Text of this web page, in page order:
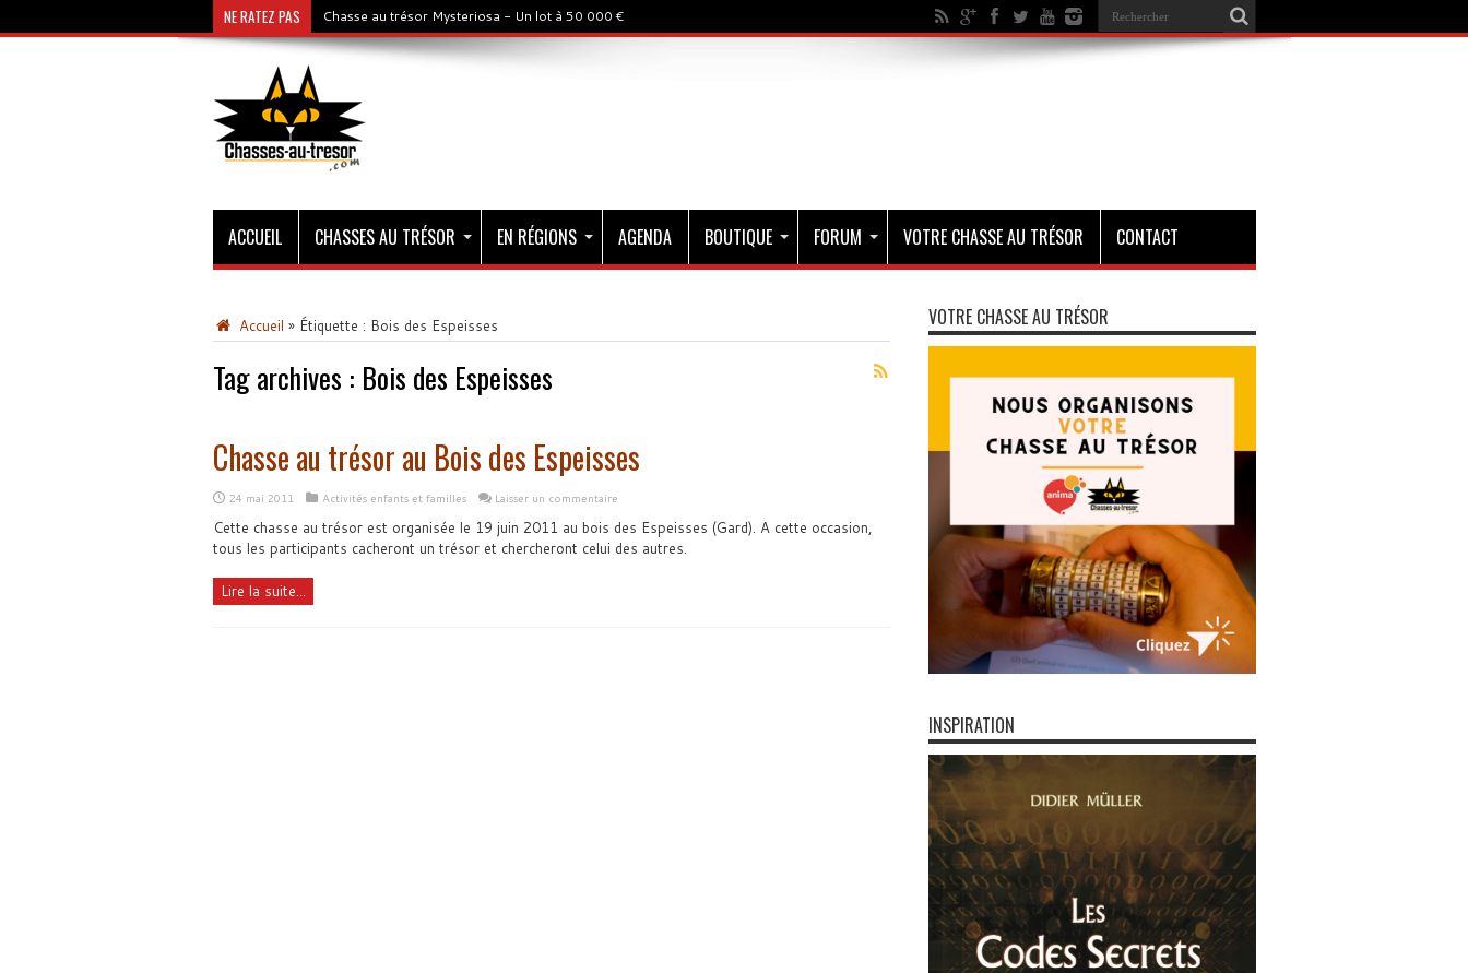
NE RATEZ PAS Chasse au trésor Mysteriosa - Un lot à 50 000 €
ACCUEIL CHASSES AU TRÉSOR EN RÉGIONS AGENDA BOUTIQUE FORUM VOTRE CHASSE AU TRÉSOR CONTACT
Accueil » Étiquette : Bois des Espeisses
Tag archives : Bois des Espeisses
Chasse au trésor au Bois des Espeisses
24 mai 2011 Activités enfants et familles Laisser un commentaire
Cette chasse au trésor est organisée le 19 juin 2011 au bois des Espeisses (Gard). A cette occasion,
tous les participants cacheront un trésor et chercheront celui des autres.
Lire la suite...
VOTRE CHASSE AU TRÉSOR
INSPIRATION